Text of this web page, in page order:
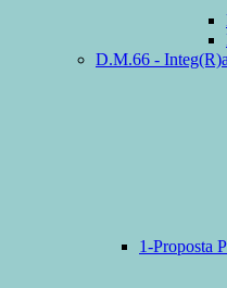
D.M.66 -
1-Proposta